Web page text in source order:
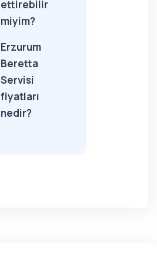
ettirebilir
miyim?
Erzurum
Beretta
Servisi
fiyatları
nedir?